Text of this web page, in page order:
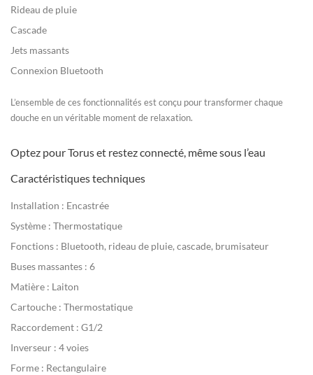
Rideau de pluie
Cascade
Jets massants
Connexion Bluetooth
L’ensemble de ces fonctionnalités est conçu pour transformer chaque
douche en un véritable moment de relaxation.
Optez pour Torus et restez connecté, même sous l’eau
Caractéristiques techniques
Installation : Encastrée
Système : Thermostatique
Fonctions : Bluetooth, rideau de pluie, cascade, brumisateur
Buses massantes : 6
Matière : Laiton
Cartouche : Thermostatique
Raccordement : G1/2
Inverseur : 4 voies
Forme : Rectangulaire